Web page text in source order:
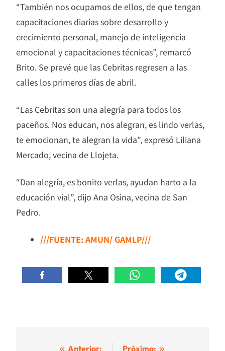
“También nos ocupamos de ellos, de que tengan
capacitaciones diarias sobre desarrollo y
crecimiento personal, manejo de inteligencia
emocional y capacitaciones técnicas”, remarcó
Brito. Se prevé que las Cebritas regresen a las
calles los primeros días de abril.
“Las Cebritas son una alegría para todos los
paceños. Nos educan, nos alegran, es lindo verlas,
te emocionan, te alegran la vida”, expresó Liliana
Mercado, vecina de Llojeta.
“Dan alegría, es bonito verlas, ayudan harto a la
educación vial”, dijo Ana Osina, vecina de San
Pedro.
///FUENTE: AMUN/ GAMLP///
Anterior: Próximo: